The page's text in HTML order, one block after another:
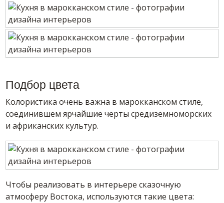
Подбор цвета
Колористика очень важна в марокканском стиле,
соединившем ярчайшие черты средиземноморских
и африканских культур.
Чтобы реализовать в интерьере сказочную
атмосферу Востока, используются такие цвета: